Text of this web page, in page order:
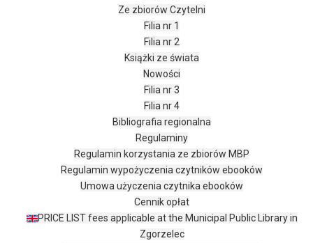
Ze zbiorów Czytelni
Filia nr 1
Filia nr 2
Książki ze świata
Nowości
Filia nr 3
Filia nr 4
Bibliografia regionalna
Regulaminy
Regulamin korzystania ze zbiorów MBP
Regulamin wypożyczenia czytników ebooków
Umowa użyczenia czytnika ebooków
Cennik opłat
PRICE LIST fees applicable at the Municipal Public Library in
Zgorzelec